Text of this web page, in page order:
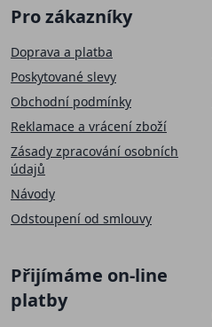
Pro zákazníky
Doprava a platba
Poskytované slevy
Obchodní podmínky
Reklamace a vrácení zboží
Zásady zpracování osobních
údajů
Návody
Odstoupení od smlouvy
Přijímáme on-line
platby